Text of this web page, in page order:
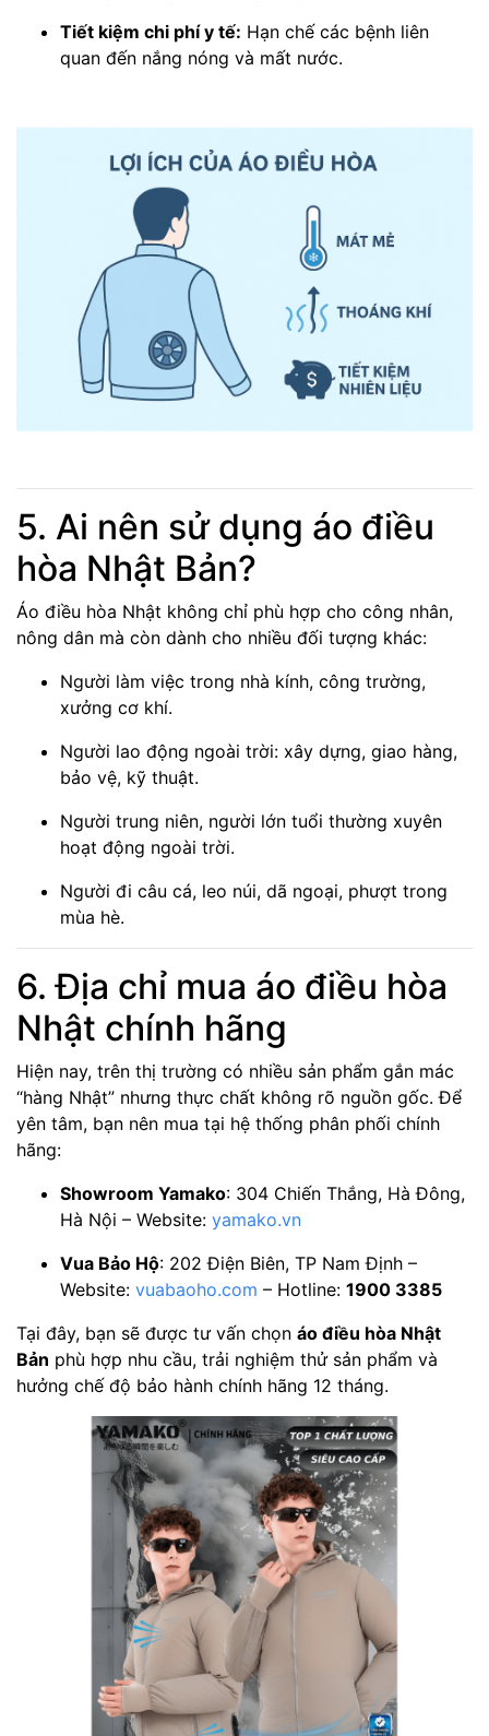
Tiết kiệm chi phí y tế: Hạn chế các bệnh liên
quan đến nắng nóng và mất nước.
5. Ai nên sử dụng áo điều
hòa Nhật Bản?
Áo điều hòa Nhật không chỉ phù hợp cho công nhân,
nông dân mà còn dành cho nhiều đối tượng khác:
Người làm việc trong nhà kính, công trường,
xưởng cơ khí.
Người lao động ngoài trời: xây dựng, giao hàng,
bảo vệ, kỹ thuật.
Người trung niên, người lớn tuổi thường xuyên
hoạt động ngoài trời.
Người đi câu cá, leo núi, dã ngoại, phượt trong
mùa hè.
6. Địa chỉ mua áo điều hòa
Nhật chính hãng
Hiện nay, trên thị trường có nhiều sản phẩm gắn mác
“hàng Nhật” nhưng thực chất không rõ nguồn gốc. Để
yên tâm, bạn nên mua tại hệ thống phân phối chính
hãng:
Showroom Yamako: 304 Chiến Thắng, Hà Đông,
Hà Nội – Website: yamako.vn
Vua Bảo Hộ: 202 Điện Biên, TP Nam Định –
Website: vuabaoho.com – Hotline: 1900 3385
Tại đây, bạn sẽ được tư vấn chọn áo điều hòa Nhật
Bản phù hợp nhu cầu, trải nghiệm thử sản phẩm và
hưởng chế độ bảo hành chính hãng 12 tháng.